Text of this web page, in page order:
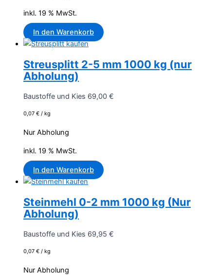
inkl. 19 % MwSt.
In den Warenkorb
Streusplitt 2-5 mm 1000 kg (nur
Abholung)
Baustoffe und Kies 69,00 €
0,07 € / kg
Nur Abholung
inkl. 19 % MwSt.
In den Warenkorb
Steinmehl 0-2 mm 1000 kg (Nur
Abholung)
Baustoffe und Kies 69,95 €
0,07 € / kg
Nur Abholung